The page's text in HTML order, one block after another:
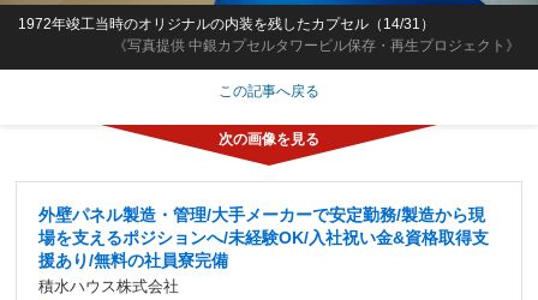
《写真提供 中銀カプセルタワービル保存・再生プロジェクト》
1972年竣工当時のオリジナルの内装を残したカプセル（14/31）
この記事へ戻る
外壁パネル製造・管理/大手メーカーで安定勤務/製造から現
場を支えるポジションへ/未経験OK/入社祝い金&資格取得支
援あり/無料の社員寮完備
積水ハウス株式会社